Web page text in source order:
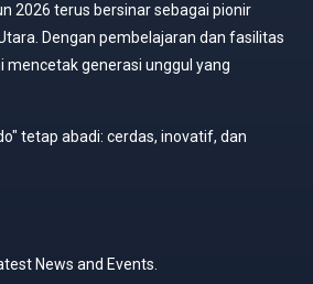
2026 terus bersinar sebagai pionir
Dengan pembelajaran dan fasilitas
mencetak generasi unggul yang
tetap abadi: cerdas, inovatif, dan
News and Events.